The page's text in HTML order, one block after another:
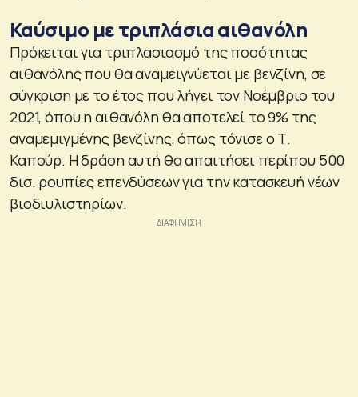
Καύσιμο με τριπλάσια αιθανόλη
Πρόκειται για τριπλασιασμό της ποσότητας
αιθανόλης που θα αναμειγνύεται με βενζίνη, σε
σύγκριση με το έτος που λήγει τον Νοέμβριο του
2021, όπου η αιθανόλη θα αποτελεί το 9% της
αναμεμιγμένης βενζίνης, όπως τόνισε ο Τ.
Καπούρ. Η δράση αυτή θα απαιτήσει περίπου 500
δισ. ρουπίες επενδύσεων για την κατασκευή νέων
βιοδιυλιστηρίων.